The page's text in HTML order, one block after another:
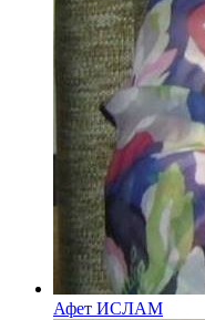
Афет ИСЛАМ